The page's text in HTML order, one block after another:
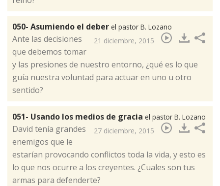
050- Asumiendo el deber el pastor B. Lozano
21 diciembre, 2015
​Ante las decisiones
que debemos tomar
y las presiones de nuestro entorno, ¿qué es lo que
guía nuestra voluntad para actuar en uno u otro
sentido?
051- Usando los medios de gracia el pastor B. Lozano
27 diciembre, 2015
​David tenía grandes
enemigos que le
estarían provocando conflictos toda la vida, y esto es
lo que nos ocurre a los creyentes. ¿Cuales son tus
armas para defenderte?